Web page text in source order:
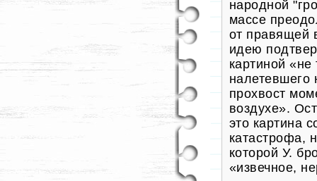
народной
массе
от правящей
идею
картиной
налетевшего
прохвост
воздухе».
это картина
катастрофа,
которой У.
«извечное,